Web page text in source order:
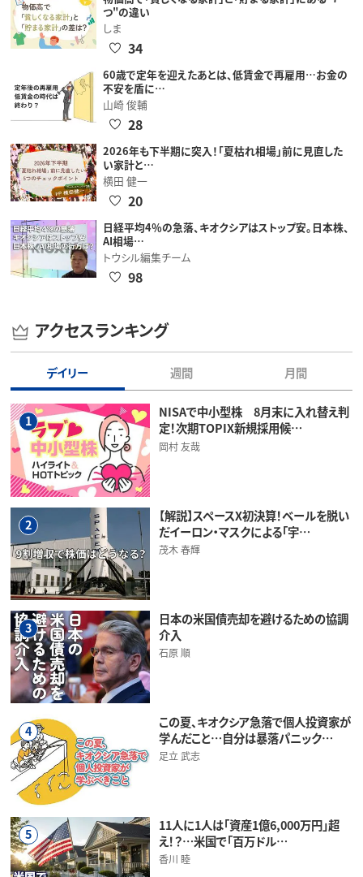
つ"の違い
しま
34
60歳で定年を迎えたあとは、低賃金で再雇用…お金の
不安を盾に…
山崎 俊輔
28
2026年も下半期に突入！「夏枯れ相場」前に見直した
い家計と…
横田 健一
20
日経平均4％の急落、キオクシアはストップ安。日本株、
AI相場…
トウシル編集チーム
98
アクセスランキング
デイリー 週間 月間
1
NISAで中小型株 8月末に入れ替え判
定！次期TOPIX新規採用候…
岡村 友哉
2
【解説】スペースX初決算！ベールを脱い
だイーロン・マスクによる「宇…
茂木 春輝
3
日本の米国債売却を避けるための協調
介入
石原 順
4
この夏、キオクシア急落で個人投資家が
学んだこと…自分は暴落パニック…
足立 武志
5
11人に1人は「資産1億6,000万円」超
え！？…米国で「百万ドル…
香川 睦